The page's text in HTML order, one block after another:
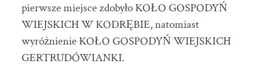
pierwsze miejsce zdobyło KOŁO GOSPODYŃ
WIEJSKICH W KODRĘBIE, natomiast
wyróżnienie KOŁO GOSPODYŃ WIEJSKICH
GERTRUDÓWIANKI.